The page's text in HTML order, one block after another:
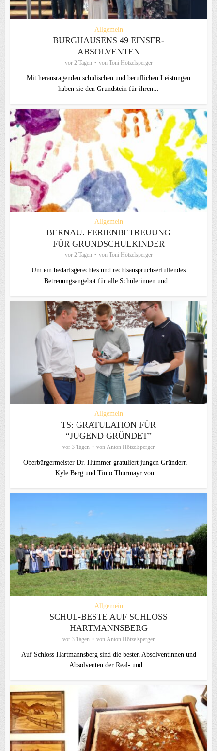
Allgemein
BURGHAUSENS 49 EINSER-
ABSOLVENTEN
vor 2 Tagen von Toni Hötzelsperger
Mit herausragenden schulischen und beruflichen Leistungen
haben sie den Grundstein für ihren...
Allgemein
BERNAU: FERIENBETREUUNG
FÜR GRUNDSCHULKINDER
vor 2 Tagen von Toni Hötzelsperger
Um ein bedarfsgerechtes und rechtsanspruchserfüllendes
Betreuungsangebot für alle Schülerinnen und...
Allgemein
TS: GRATULATION FÜR
“JUGEND GRÜNDET”
vor 3 Tagen von Anton Hötzelsperger
Oberbürgermeister Dr. Hümmer gratuliert jungen Gründern –
Kyle Berg und Timo Thurmayr vom...
Allgemein
SCHUL-BESTE AUF SCHLOSS
HARTMANNSBERG
vor 3 Tagen von Anton Hötzelsperger
Auf Schloss Hartmannsberg sind die besten Absolventinnen und
Absolventen der Real- und...